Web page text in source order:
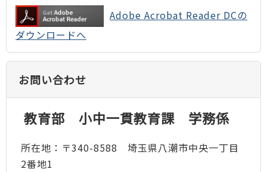
Adobe Acrobat Reader DCの
ダウンロードへ
お問い合わせ
教育部 小中一貫教育課 学務係
所在地：〒340-8588 埼玉県八潮市中央一丁目
2番地1